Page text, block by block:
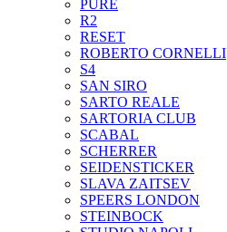
PURE
R2
RESET
ROBERTO CORNELLI
S4
SAN SIRO
SARTO REALE
SARTORIA CLUB
SCABAL
SCHERRER
SEIDENSTICKER
SLAVA ZAITSEV
SPEERS LONDON
STEINBOCK